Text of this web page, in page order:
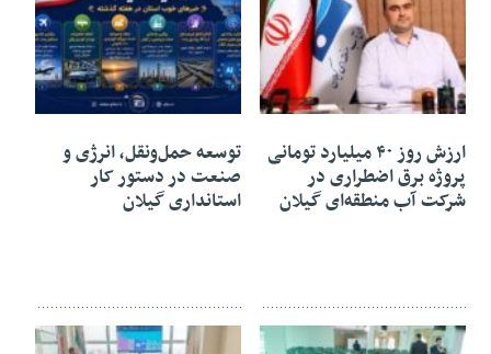
۲۶ خرداد ۱۴۰۵
ارزش روز ۴۰ میلیارد تومانی
پروژه برق اضطراری در
شرکت آب منطقه‌ای گیلان
۲۶ خرداد ۱۴۰۵
توسعه حمل‌ونقل، انرژی و
صنعت در دستور کار
استانداری گیلان